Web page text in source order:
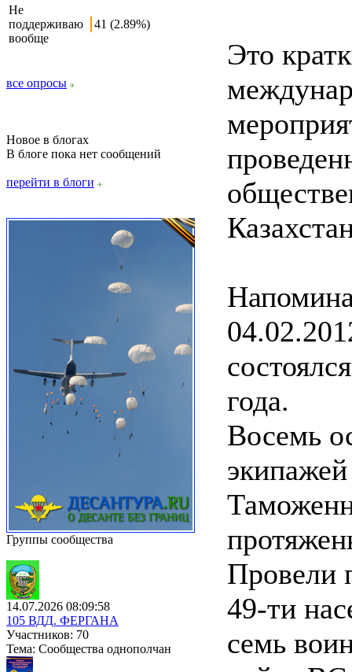
Не
поддерживаю
вообще
41 (2.89%)
все опросы
Новое в блогах
В блоге пока нет сообщений
перейти в блоги
Группы сообщества
14.07.2026 08:09:58
105 ВДД. ФЕРГАНА
Участников: 70
Тема: Сообщества однополчан
Это
года.
Восемь
Провели
49-ти
семь